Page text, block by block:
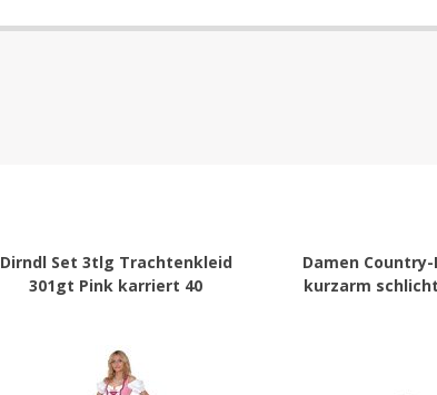
Dirndl Set 3tlg Trachtenkleid
301gt Pink karriert 40
Damen
kurzarm